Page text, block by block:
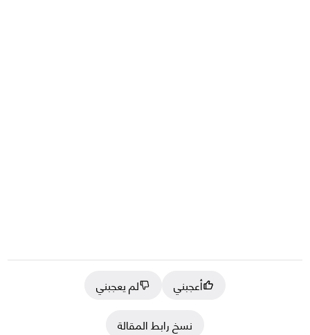
أعجبني
لم يعجبني
نسخ رابط المقالة